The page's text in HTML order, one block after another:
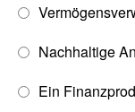
Nachhaltige
Ein